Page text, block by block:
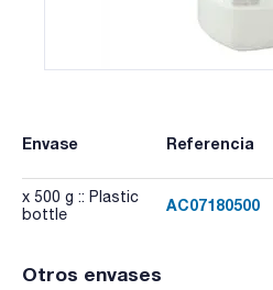
Envase Referencia
x 500 g :: Plastic
bottle
AC07180500
Otros envases